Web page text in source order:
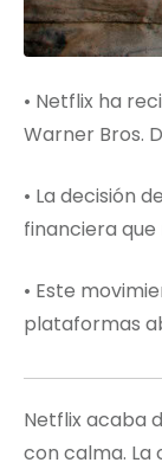
• Netflix ha
Warner Bros.
• La decisión
financiera
• Este
plataformas
Netflix acaba
con calma. La